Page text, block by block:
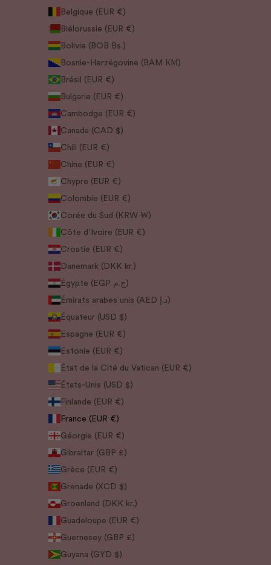
Belgique (EUR €)
Biélorussie (EUR €)
Bolivie (BOB Bs.)
Bosnie-Herzégovine (BAM КМ)
Brésil (EUR €)
Bulgarie (EUR €)
Cambodge (EUR €)
Canada (CAD $)
Chili (EUR €)
Chine (EUR €)
Chypre (EUR €)
Colombie (EUR €)
Corée du Sud (KRW ₩)
Côte d’Ivoire (EUR €)
Croatie (EUR €)
Danemark (DKK kr.)
Égypte (EGP ج.م)
Émirats arabes unis (AED د.إ)
Équateur (USD $)
Espagne (EUR €)
Estonie (EUR €)
État de la Cité du Vatican (EUR €)
États-Unis (USD $)
Finlande (EUR €)
France (EUR €)
Géorgie (EUR €)
Gibraltar (GBP £)
Grèce (EUR €)
Grenade (XCD $)
Groenland (DKK kr.)
Guadeloupe (EUR €)
Guernesey (GBP £)
Guyana (GYD $)